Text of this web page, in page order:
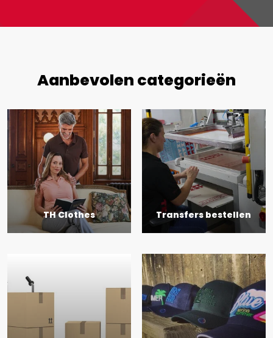
Aanbevolen categorieën
TH Clothes Transfers bestellen